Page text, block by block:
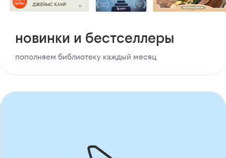
новинки и бестселлеры
пополняем библиотеку каждый месяц